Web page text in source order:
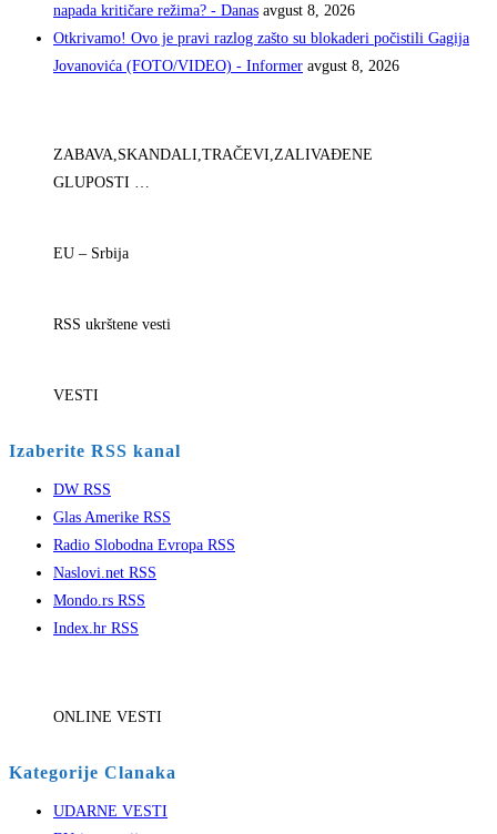
napada kritičare režima? - Danas avgust 8, 2026
Otkrivamo! Ovo je pravi razlog zašto su blokaderi počistili Gagija
Jovanovića (FOTO/VIDEO) - Informer avgust 8, 2026
ZABAVA,SKANDALI,TRAČEVI,ZALIVAĐENE
GLUPOSTI …
EU – Srbija
RSS ukrštene vesti
VESTI
Izaberite RSS kanal
DW RSS
Glas Amerike RSS
Radio Slobodna Evropa RSS
Naslovi.net RSS
Mondo.rs RSS
Index.hr RSS
ONLINE VESTI
Kategorije Clanaka
UDARNE VESTI